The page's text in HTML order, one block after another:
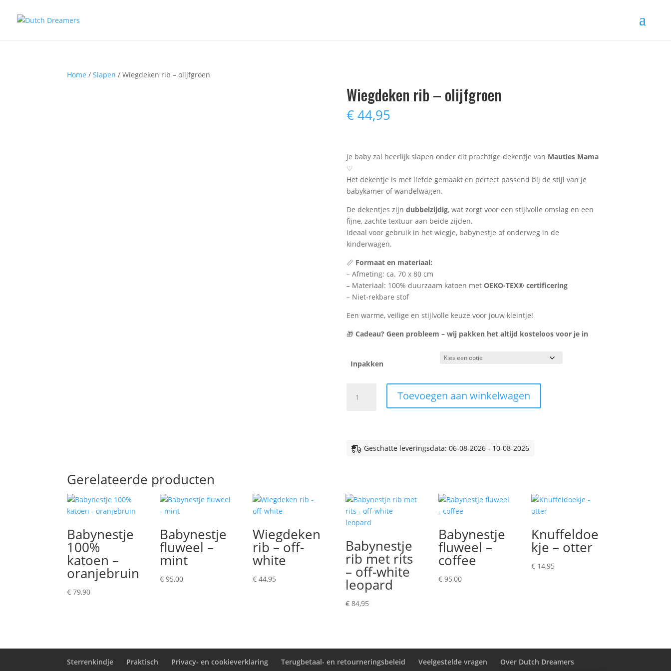
Home /Slapen / Wiegdeken rib – olijfgroen
Wiegdeken rib – olijfgroen
€44,95
Je baby zal heerlijk slapen onder dit prachtige dekentje van Mauties Mama
♡
Het dekentje is met liefde gemaakt en perfect passend bij de stijl van je
babykamer of wandelwagen.
De dekentjes zijn dubbelzijdig, wat zorgt voor een stijlvolle omslag en een
fijne, zachte textuur aan beide zijden.
Ideaal voor gebruik in het wiegje, babynestje of onderweg in de
kinderwagen.
📏 Formaat en materiaal:
– Afmeting: ca. 70 x 80 cm
– Materiaal: 100% duurzaam katoen met OEKO-TEX® certificering
– Niet-rekbare stof
Een warme, veilige en stijlvolle keuze voor jouw kleintje!
🎁 Cadeau? Geen probleem – wij pakken het altijd kosteloos voor je in
Inpakken
Toevoegen aan winkelwagen
Geschatte leveringsdata: 06-08-2026 - 10-08-2026
Gerelateerde producten
Babynestje
100%
katoen –
oranjebruin
€ 79,90
Babynestje
fluweel –
mint
€ 95,00
Wiegdeken
rib – off-
white
€ 44,95
Babynestje
rib met rits
– off-white
leopard
€ 84,95
Babynestje
fluweel –
coffee
€ 95,00
Knuffeldoe
kje – otter
€ 14,95
Sterrenkindje Praktisch Privacy- en cookieverklaring Terugbetaal- en retourneringsbeleid Veelgestelde vragen Over Dutch Dreamers